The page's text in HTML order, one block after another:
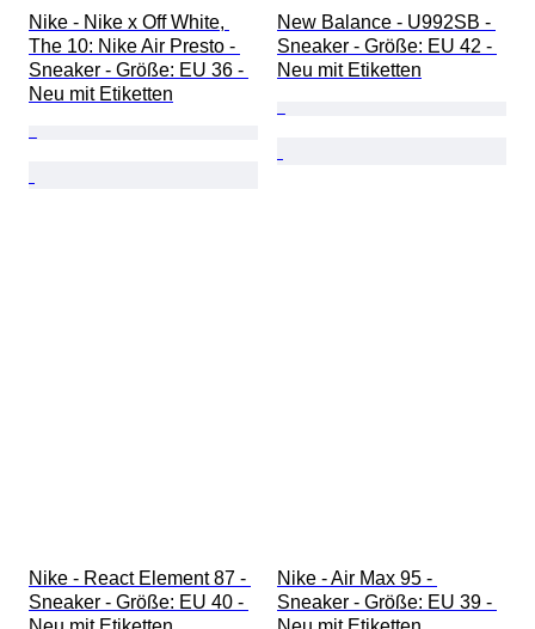
Nike - Nike x Off White,
The 10: Nike Air Presto -
Sneaker - Größe: EU 36 -
Neu mit Etiketten
New Balance - U992SB -
Sneaker - Größe: EU 42 -
Neu mit Etiketten
Nike - React Element 87 -
Sneaker - Größe: EU 40 -
Nike - Air Max 95 -
Sneaker - Größe: EU 39 -